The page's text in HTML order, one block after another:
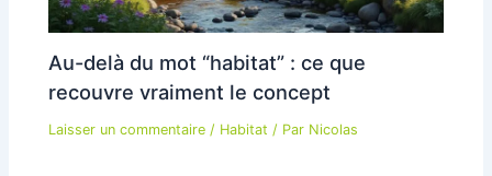
Au-delà du mot “habitat” : ce que
recouvre vraiment le concept
Laisser un commentaire / Habitat / Par Nicolas